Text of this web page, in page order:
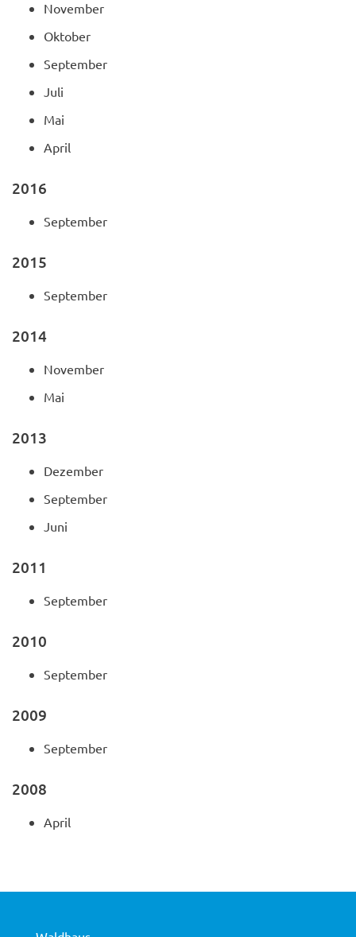
November
Oktober
September
Juli
Mai
April
2016
September
2015
September
2014
November
Mai
2013
Dezember
September
Juni
2011
September
2010
September
2009
September
2008
April